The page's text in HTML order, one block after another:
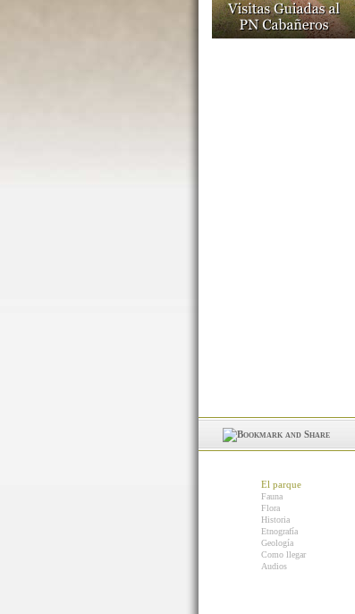
El parque
Fauna
Flora
Historia
Etnografía
Geología
Como llegar
Audios